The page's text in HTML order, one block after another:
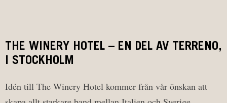
THE WINERY HOTEL – EN DEL AV TERRENO,
I STOCKHOLM
Idén till The Winery Hotel kommer från vår önskan att